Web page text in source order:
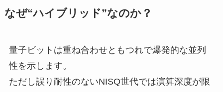
なぜ“ハイブリッド”なのか？
量子ビットは重ね合わせともつれで爆発的な並列
性を示します。
ただし誤り耐性のないNISQ世代では演算深度が限